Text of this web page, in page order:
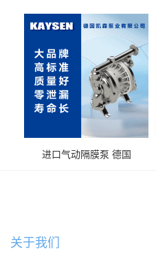
送气动泵
进口气动隔膜泵 德国
关于我们